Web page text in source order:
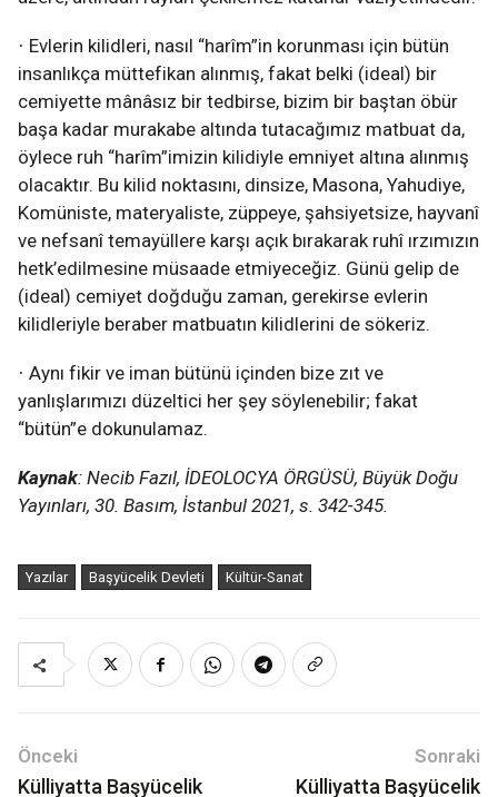
· Evlerin kilidleri, nasıl “harîm”in korunması için bütün
insanlıkça müttefikan alınmış, fakat belki (ideal) bir
cemiyette mânâsız bir tedbirse, bizim bir baştan öbür
başa kadar murakabe altında tutacağımız matbuat da,
öylece ruh “harîm”imizin kilidiyle emniyet altına alınmış
olacaktır. Bu kilid noktasını, dinsize, Masona, Yahudiye,
Komüniste, materyaliste, züppeye, şahsiyetsize, hayvanî
ve nefsanî temayüllere karşı açık bırakarak ruhî ırzımızın
hetk’edilmesine müsaade etmiyeceğiz. Günü gelip de
(ideal) cemiyet doğduğu zaman, gerekirse evlerin
kilidleriyle beraber matbuatın kilidlerini de sökeriz.
· Aynı fikir ve iman bütünü içinden bize zıt ve
yanlışlarımızı düzeltici her şey söylenebilir; fakat
“bütün”e dokunulamaz.
Kaynak: Necib Fazıl, İDEOLOCYA ÖRGÜSÜ, Büyük Doğu
Yayınları, 30. Basım, İstanbul 2021, s. 342-345.
Yazılar Başyücelik Devleti Kültür-Sanat
Önceki
Külliyatta Başyücelik
Sonraki
Külliyatta Başyücelik